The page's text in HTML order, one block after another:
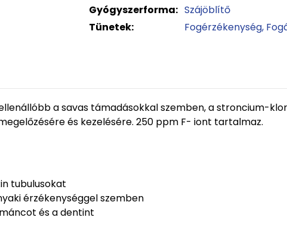
Gyógyszerforma: Szájöblítő
Tünetek:
Fogérzékenység
a savas támadásokkal szemben, a stroncium-
és kezelésére. 250 ppm F- iont tartalmaz.
tubulusokat
érzékenységgel szemben
és a dentint